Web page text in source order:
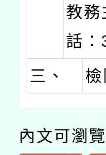
教務
話
三、
內文可瀏